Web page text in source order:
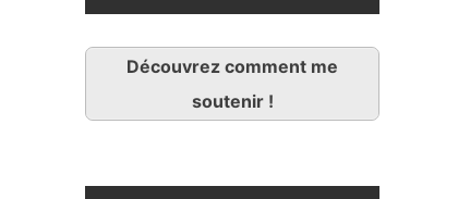
Découvrez comment me
soutenir !